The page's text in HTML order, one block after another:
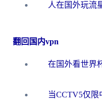
翻回国内vpn